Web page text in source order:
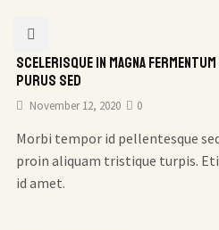
Scelerisque in magna
purus sed
November 12, 2020 0
Morbi tempor id pellentesque
proin aliquam tristique turpis.
id amet.